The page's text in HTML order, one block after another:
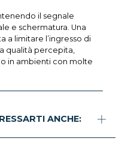
il segnale
e schermatura. Una
a limitare l’ingresso di
qualità percepita,
in ambienti con molte
ANCHE: